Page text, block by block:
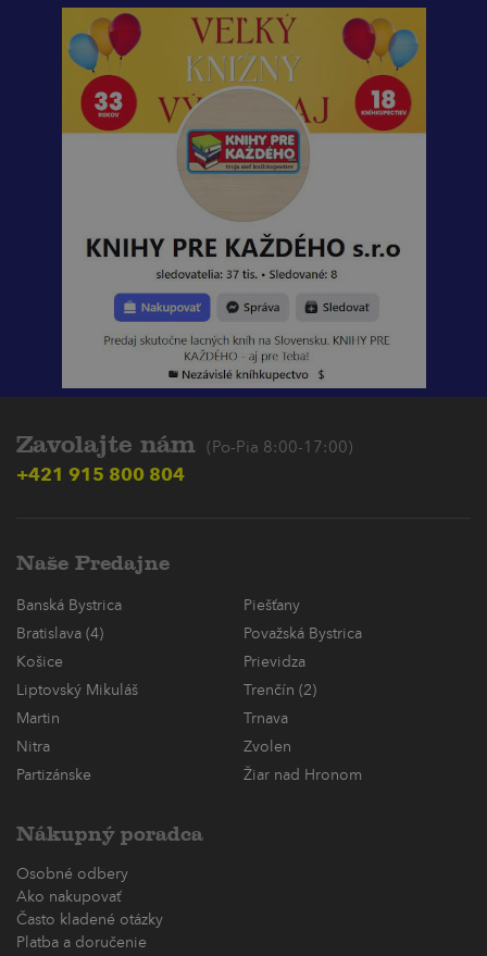
Zavolajte nám (Po-Pia 8:00-17:00)
+421 915 800 804
Naše Predajne
Banská Bystrica
Piešťany
Bratislava (4)
Považská Bystrica
Košice
Prievidza
Liptovský Mikuláš
Trenčín (2)
Martin
Trnava
Nitra
Zvolen
Partizánske
Žiar nad Hronom
Nákupný poradca
Osobné odbery
Ako nakupovať
Často kladené otázky
Platba a doručenie